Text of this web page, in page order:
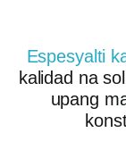
Espesyalti
kalidad na
upang